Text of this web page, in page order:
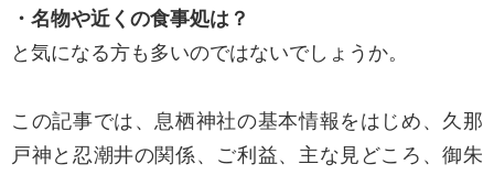
・名物や近くの食事処は？
と気になる方も多いのではないでしょうか。
この記事では、息栖神社の基本情報をはじめ、久那
戸神と忍潮井の関係、ご利益、主な見どころ、御朱